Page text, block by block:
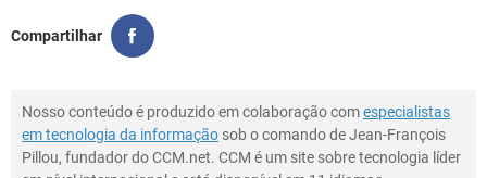
Compartilhar
Nosso conteúdo é produzido em colaboração comespecialistas
em tecnologia da informação sob o comando de Jean-François
Pillou, fundador do CCM.net. CCM é um site sobre tecnologia líder